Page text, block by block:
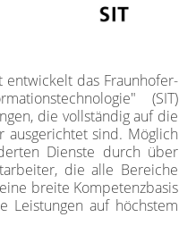
entwickelt das Fraunhofer-
(SIT)
die vollständig auf die
ausgerichtet sind. Möglich
Dienste durch über
die alle Bereiche
breite Kompetenzbasis
Leistungen auf höchstem